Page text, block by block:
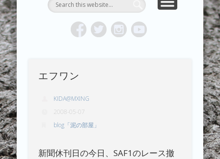
エフワン
KIDA@MXING
2008-05-07
blog「泥の部屋」
新聞休刊日の今日、SAF1のレース撤